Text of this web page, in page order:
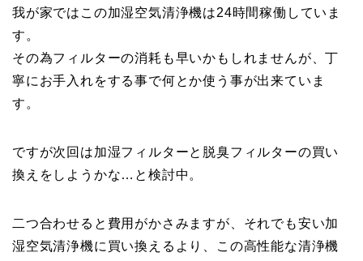
我が家ではこの加湿空気清浄機は24時間稼働していま
す。
その為フィルターの消耗も早いかもしれませんが、丁
寧にお手入れをする事で何とか使う事が出来ていま
す。
ですが次回は加湿フィルターと脱臭フィルターの買い
換えをしようかな…と検討中。
二つ合わせると費用がかさみますが、それでも安い加
湿空気清浄機に買い換えるより、この高性能な清浄機